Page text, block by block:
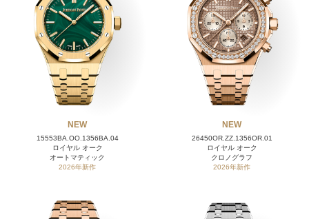
NEW
15553BA.OO.1356BA.04
ロイヤル オーク
オートマティック
2026年新作
NEW
26450OR.ZZ.1356OR.01
ロイヤル オーク
クロノグラフ
2026年新作